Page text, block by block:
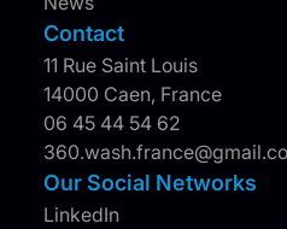
Contact
11 Rue Saint Louis
14000 Caen, France
06 45 44 54 62
Our Social Networks
LinkedIn